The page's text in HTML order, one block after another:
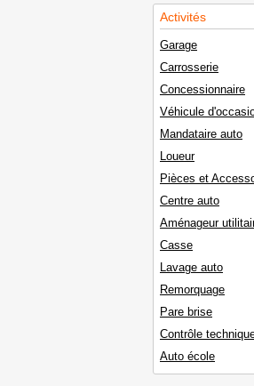
Activités
Garage
Carrosserie
Concessionnaire
Véhicule
Mandataire auto
Loueur
Pièces et
Centre auto
Aménageur
Casse
Lavage auto
Remorquage
Pare brise
Contrôle
Auto école